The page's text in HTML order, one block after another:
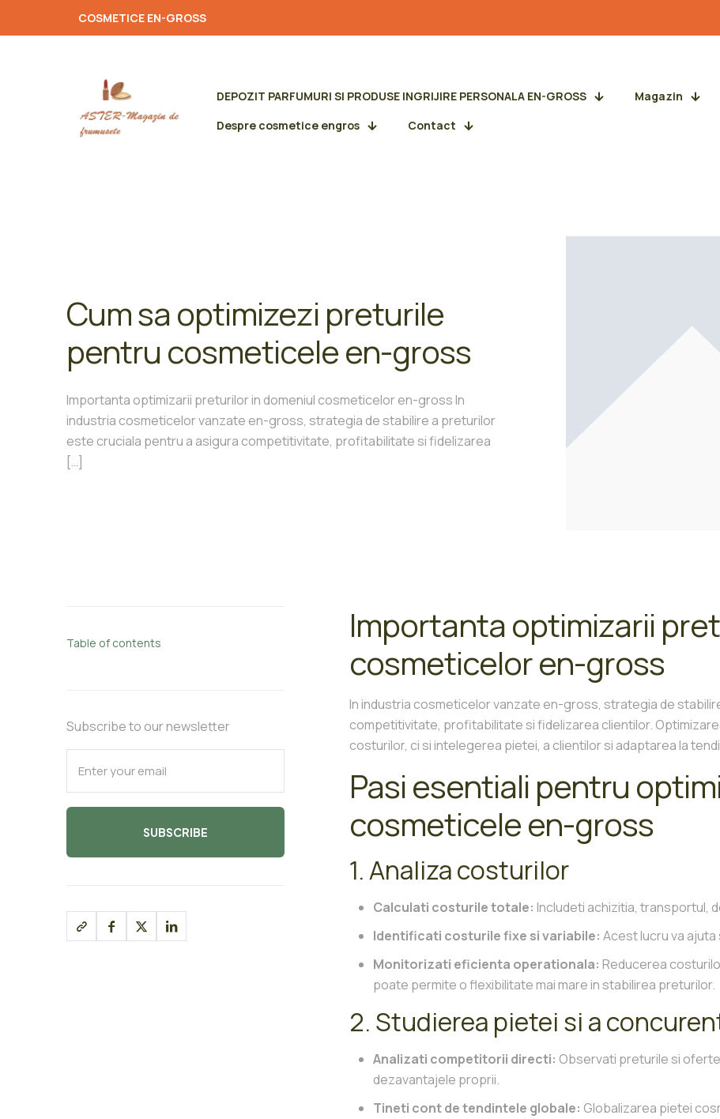
COSMETICE EN-GROSS
DEPOZIT PARFUMURI SI PRODUSE INGRIJIRE PERSONALA EN-GROSS
Magazin
Despre cosmetice engros
Contact
Cum sa optimizezi preturile
pentru cosmeticele en-gross
Importanta optimizarii preturilor in domeniul cosmeticelor en-gross In
industria cosmeticelor vanzate en-gross, strategia de stabilire a preturilor
este cruciala pentru a asigura competitivitate, profitabilitate si fidelizarea
[…]
Table of contents
Subscribe to our newsletter
Importanta optimizarii
cosmeticelor en-gross
In industria cosmeticelor vanzate en-gross, strategia de
competitivitate, profitabilitate si fidelizarea clientilor.
costurilor, ci si intelegerea pietei, a clientilor si adaptarea la
Pasi esentiali pentru
cosmeticele en-gross
1. Analiza costurilor
Calculati costurile totale: Includeti achizitia, transportul,
Identificati costurile fixe si variabile: Acest lucru va
Monitorizati eficienta operationala: Reducerea
poate permite o flexibilitate mai mare in stabilirea preturilor.
2. Studierea pietei si a
Analizati competitorii directi: Observati preturile si
dezavantajele proprii.
Tineti cont de tendintele globale: Globalizarea pietei